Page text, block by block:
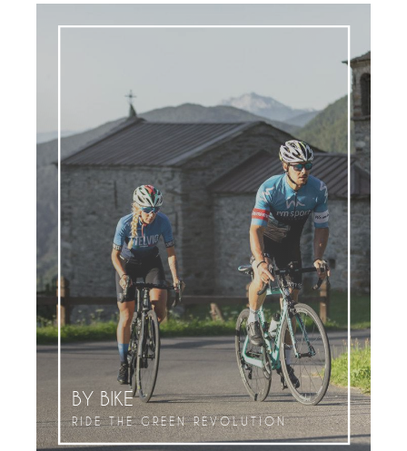
BY BIKE
RIDE THE GREEN REVOLUTION